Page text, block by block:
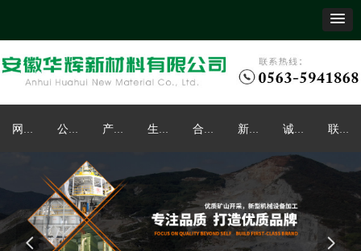
网站首页 公司简介 产品中心 生产工艺 合作案例 新闻资讯 诚聘英才 联系我们
넳 넲